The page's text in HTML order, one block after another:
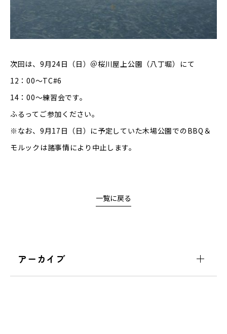
次回は、9月24日（日）＠桜川屋上公園（八丁堀）にて
12：00～TC#6
14：00～練習会です。
ふるってご参加ください。
※なお、9月17日（日）に予定していた木場公園でのBBQ＆
モルックは諸事情により中止します。
一覧に戻る
アーカイブ